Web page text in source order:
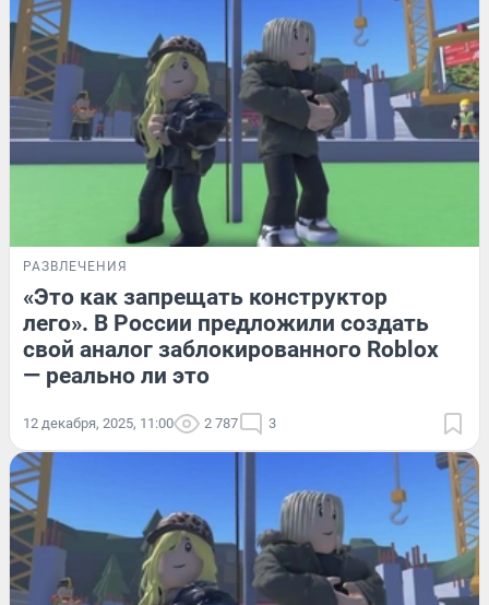
РАЗВЛЕЧЕНИЯ
«Это как запрещать конструктор
лего». В России предложили создать
свой аналог заблокированного Roblox
— реально ли это
12 декабря, 2025, 11:00 2 787 3